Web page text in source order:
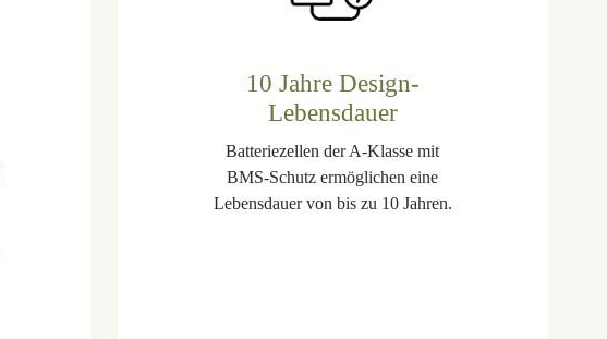
10 Jahre Design-
Lebensdauer
Batteriezellen der A-Klasse mit
BMS-Schutz ermöglichen eine
Lebensdauer von bis zu 10 Jahren.